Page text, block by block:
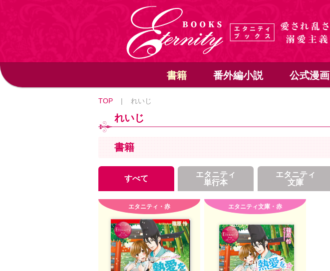
書籍 番外編小説 公式漫画
TOP | れいじ
れいじ
書籍
すべて
エタニティ
単行本
エタニティ
文庫
エタニティ・赤 エタニティ文庫・赤